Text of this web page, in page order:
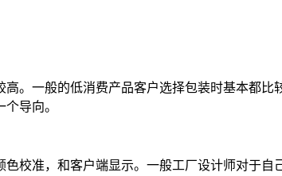
。一般的低消费产品客户选择包装时基本都
导向。
校准，和客户端显示。一般工厂设计师对于